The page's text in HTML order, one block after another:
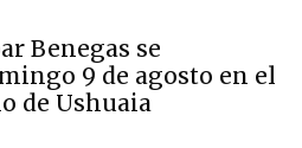
Benegas se
9 de agosto en el
de Ushuaia